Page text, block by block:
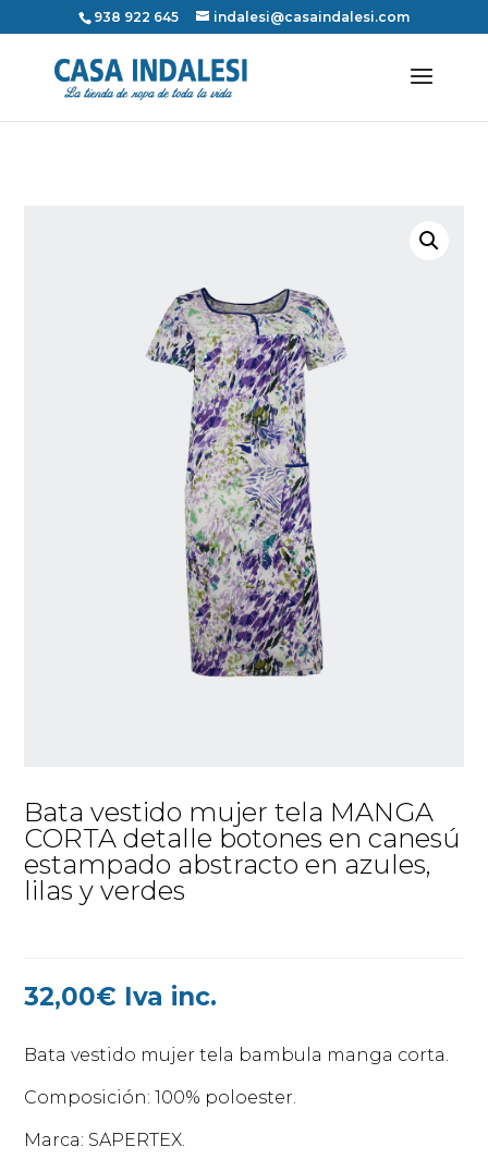
938 922 645 indalesi@casaindalesi.com
Bata vestido mujer tela MANGA
CORTA detalle botones en canesú
estampado abstracto en azules,
lilas y verdes
32,00€ Iva inc.
Bata vestido mujer tela bambula manga corta.
Composición: 100% poloester.
Marca: SAPERTEX.